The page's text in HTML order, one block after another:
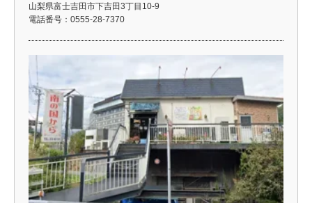
山梨県富士吉田市下吉田3丁目10-9
電話番号：0555-28-7370